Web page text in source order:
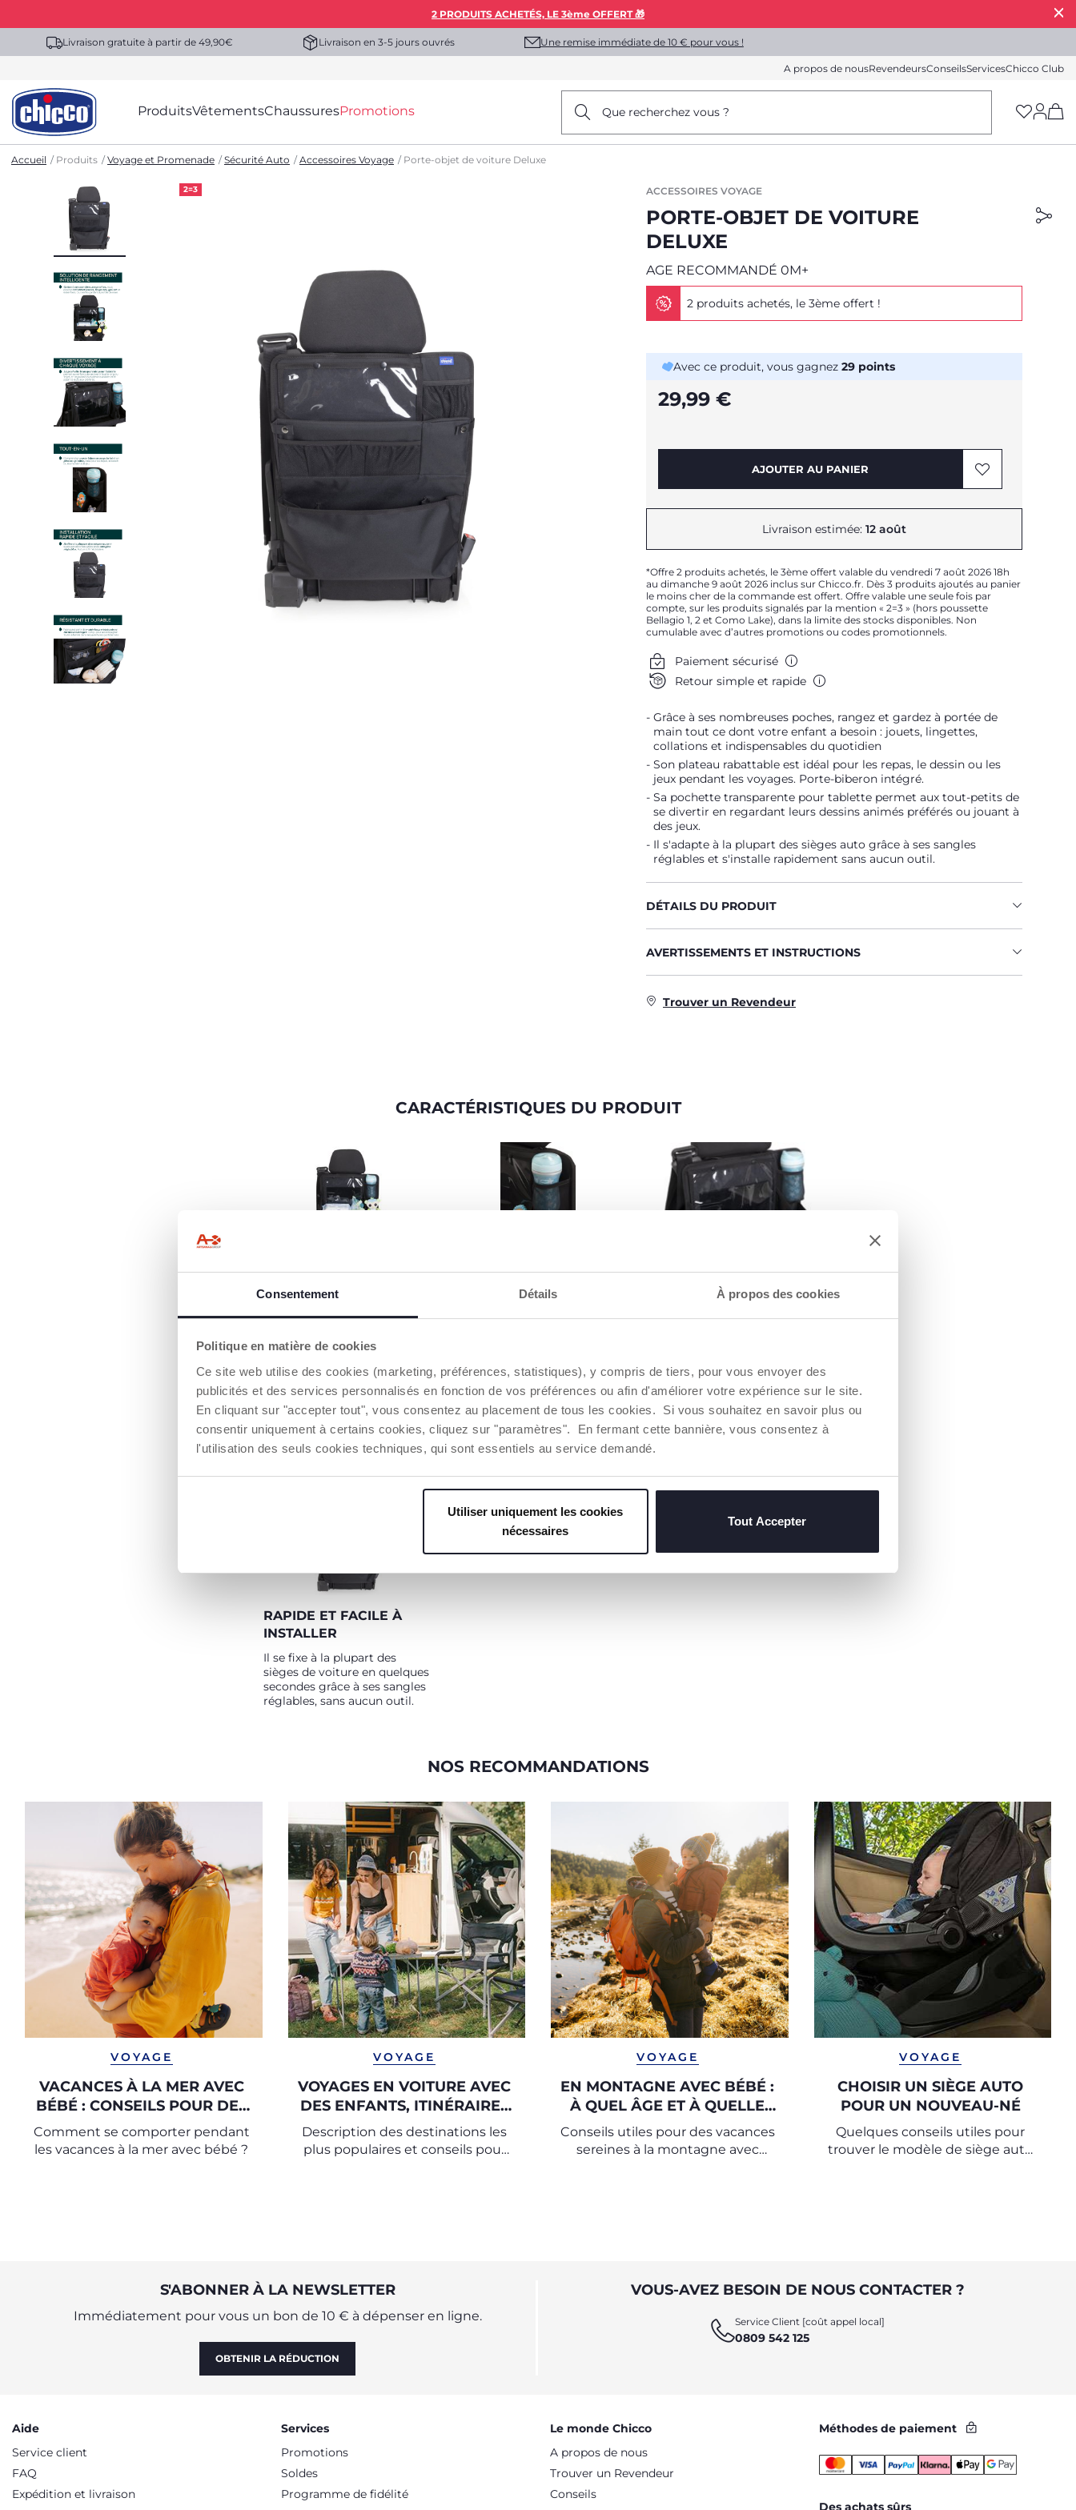
Consentement Détails À propos des cookies
Politique en matière de cookies
Ce site web utilise des cookies (marketing, préférences, statistiques), y compris de tiers, pour vous envoyer des
publicités et des services personnalisés en fonction de vos préférences ou afin d'améliorer votre expérience sur le site.
En cliquant sur "accepter tout", vous consentez au placement de tous les cookies. Si vous souhaitez en savoir plus ou
consentir uniquement à certains cookies, cliquez sur "paramètres". En fermant cette bannière, vous consentez à
l'utilisation des seuls cookies techniques, qui sont essentiels au service demandé.
Utiliser uniquement les cookies
nécessaires
Tout Accepter
2 PRODUITS ACHETÉS, LE 3ème OFFERT 🎁
Livraison gratuite à partir de 49,90€ Livraison en 3-5 jours ouvrés Une remise immédiate de 10 € pour vous !
A propos de nousRevendeursConseilsServicesChicco Club
ProduitsVêtementsChaussuresPromotions Que recherchez vous ?
Accueil Produits Voyage et Promenade Sécurité Auto Accessoires Voyage Porte-objet de voiture Deluxe
2=3 ACCESSOIRES VOYAGE
PORTE-OBJET DE VOITURE
DELUXE
AGE RECOMMANDÉ 0M+
2 produits achetés, le 3ème offert !
Avec ce produit, vous gagnez 29 points
29,99 €
AJOUTER AU PANIER
Livraison estimée: 12 août
*Offre 2 produits achetés, le 3ème offert valable du vendredi 7 août 2026 18h
au dimanche 9 août 2026 inclus sur Chicco.fr. Dès 3 produits ajoutés au panier
le moins cher de la commande est offert. Offre valable une seule fois par
compte, sur les produits signalés par la mention « 2=3 » (hors poussette
Bellagio 1, 2 et Como Lake), dans la limite des stocks disponibles. Non
cumulable avec d’autres promotions ou codes promotionnels.
Paiement sécurisé
Retour simple et rapide
Grâce à ses nombreuses poches, rangez et gardez à portée de
main tout ce dont votre enfant a besoin : jouets, lingettes,
collations et indispensables du quotidien
Son plateau rabattable est idéal pour les repas, le dessin ou les
jeux pendant les voyages. Porte-biberon intégré.
Sa pochette transparente pour tablette permet aux tout-petits de
se divertir en regardant leurs dessins animés préférés ou jouant à
des jeux.
Il s'adapte à la plupart des sièges auto grâce à ses sangles
réglables et s'installe rapidement sans aucun outil.
DÉTAILS DU PRODUIT
AVERTISSEMENTS ET INSTRUCTIONS
Trouver un Revendeur
CARACTÉRISTIQUES DU PRODUIT
SOLUTION DE
RANGEMENT
bien rangée, cet organiseur
poches permettant de ranger
soigneusement les jouets, les
lingettes, les collations et les
indispensables du quotidien,
pour garder à portée de main
tout ce dont votre enfant a
PRATICITÉ ET CONFORT
Le porte-gobelet intégré et le
chaque moments de votre
dessiner ou pour jouer.
DIVERTISSEMENT À
CHAQUE MOMENT DE
les trajets, en regardant leurs
dessins animés préférés ou
jouant à des jeux en sécurité
et confortablement.
RAPIDE ET FACILE À
INSTALLER
Il se fixe à la plupart des
sièges de voiture en quelques
secondes grâce à ses sangles
réglables, sans aucun outil.
NOS RECOMMANDATIONS
VOYAGE
VACANCES À LA MER AVEC
BÉBÉ : CONSEILS POUR DES
VACANCES EN TOUTE
SÉCURITÉ
Comment se comporter pendant
les vacances à la mer avec bébé ?
VOYAGE
VOYAGES EN VOITURE AVEC
DES ENFANTS, ITINÉRAIRES
ET CONSEILS
Description des destinations les
plus populaires et conseils pour
VOYAGE
EN MONTAGNE AVEC BÉBÉ :
À QUEL ÂGE ET À QUELLE
ALTITUDE ?
Conseils utiles pour des vacances
sereines à la montagne avec
VOYAGE
CHOISIR UN SIÈGE AUTO
POUR UN NOUVEAU-NÉ
Quelques conseils utiles pour
trouver le modèle de siège auto
S'ABONNER À LA NEWSLETTER
Immédiatement pour vous un bon de 10 € à dépenser en ligne.
OBTENIR LA RÉDUCTION
VOUS-AVEZ BESOIN DE NOUS CONTACTER ?
Service Client [coût appel local]
0809 542 125
Aide
Service client
FAQ
Expédition et livraison
Services
Promotions
Soldes
Programme de fidélité
Le monde Chicco
A propos de nous
Trouver un Revendeur
Conseils
Méthodes de paiement
Des achats sûrs